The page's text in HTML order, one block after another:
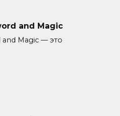
and Magic
and Magic — это